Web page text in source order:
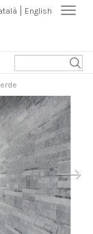
English